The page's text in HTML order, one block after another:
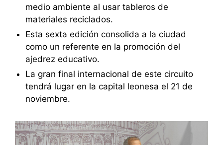
medio ambiente al usar tableros de
materiales reciclados.
Esta sexta edición consolida a la ciudad
como un referente en la promoción del
ajedrez educativo.
La gran final internacional de este circuito
tendrá lugar en la capital leonesa el 21 de
noviembre.